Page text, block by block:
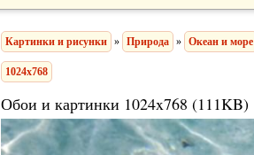
Картинки и рисунки » Природа » Океан и море
1024x768
Обои и картинки 1024x768 (111KB)